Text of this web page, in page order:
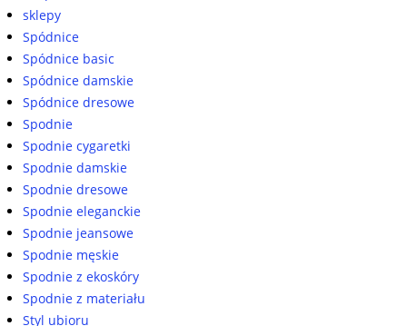
sklepy
Spódnice
Spódnice basic
Spódnice damskie
Spódnice dresowe
Spodnie
Spodnie cygaretki
Spodnie damskie
Spodnie dresowe
Spodnie eleganckie
Spodnie jeansowe
Spodnie męskie
Spodnie z ekoskóry
Spodnie z materiału
Styl ubioru